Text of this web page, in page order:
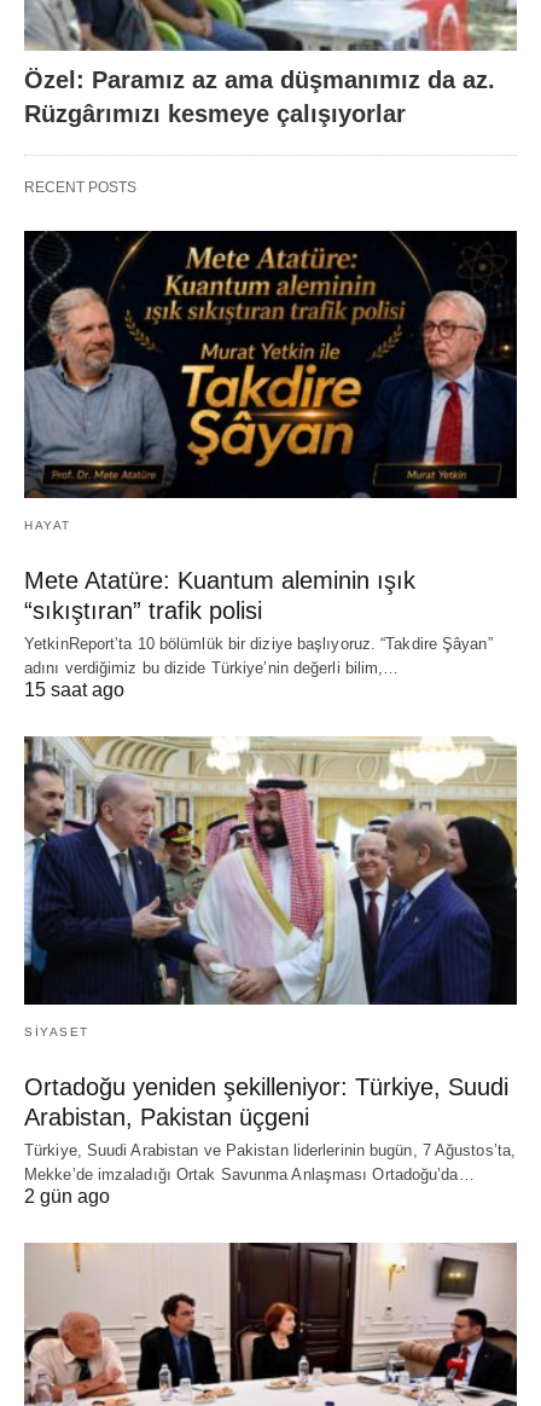
Özel: Paramız az ama düşmanımız da az.
Rüzgârımızı kesmeye çalışıyorlar
RECENT POSTS
HAYAT
Mete Atatüre: Kuantum aleminin ışık
“sıkıştıran” trafik polisi
YetkinReport’ta 10 bölümlük bir diziye başlıyoruz. “Takdire Şâyan”
adını verdiğimiz bu dizide Türkiye’nin değerli bilim,…
15 saat ago
SIYASET
Ortadoğu yeniden şekilleniyor: Türkiye, Suudi
Arabistan, Pakistan üçgeni
Türkiye, Suudi Arabistan ve Pakistan liderlerinin bugün, 7 Ağustos’ta,
Mekke’de imzaladığı Ortak Savunma Anlaşması Ortadoğu’da…
2 gün ago